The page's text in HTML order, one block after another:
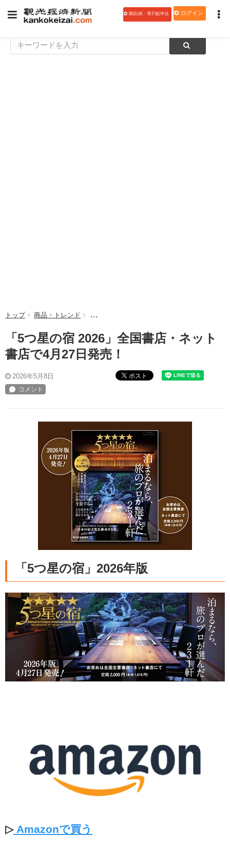
購読(紙・電子版)申込 ログイン
トップ 商品・トレンド 「5つ星の宿 2026」全国書店・ネット書店で4
「5つ星の宿 2026」全国書店・ネット
書店で4月27日発売！
2026年5月8日 ポスト
「5つ星の宿」2026年版
▷Amazonで買う